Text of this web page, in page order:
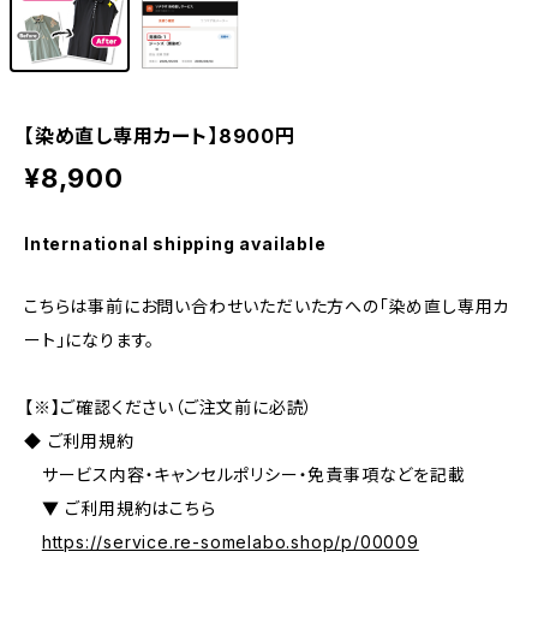
【染め直し専用カート】8900円
¥8,900
International shipping available
こちらは事前にお問い合わせいただいた方への「染め直し専用カ
ート」になります。
【※】ご確認ください（ご注文前に必読）
◆ ご利用規約
サービス内容・キャンセルポリシー・免責事項などを記載
▼ ご利用規約はこちら
https://service.re-somelabo.shop/p/00009